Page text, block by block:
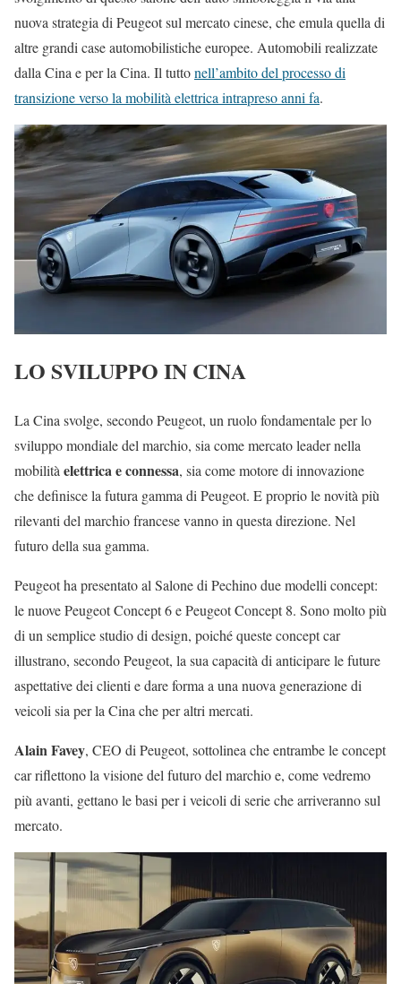
nuova strategia di Peugeot sul mercato cinese, che emula quella di
altre grandi case automobilistiche europee. Automobili realizzate
dalla Cina e per la Cina. Il tuttonell’ambito del processo di
transizione verso la mobilità elettrica intrapreso anni fa.
LO SVILUPPO IN CINA
La Cina svolge, secondo Peugeot, un ruolo fondamentale per lo
sviluppo mondiale del marchio, sia come mercato leader nella
mobilità elettrica e connessa, sia come motore di innovazione
che definisce la futura gamma di Peugeot. E proprio le novità più
rilevanti del marchio francese vanno in questa direzione. Nel
futuro della sua gamma.
Peugeot ha presentato al Salone di Pechino due modelli concept:
le nuove Peugeot Concept 6 e Peugeot Concept 8. Sono molto più
di un semplice studio di design, poiché queste concept car
illustrano, secondo Peugeot, la sua capacità di anticipare le future
aspettative dei clienti e dare forma a una nuova generazione di
veicoli sia per la Cina che per altri mercati.
Alain Favey, CEO di Peugeot, sottolinea che entrambe le concept
car riflettono la visione del futuro del marchio e, come vedremo
più avanti, gettano le basi per i veicoli di serie che arriveranno sul
mercato.